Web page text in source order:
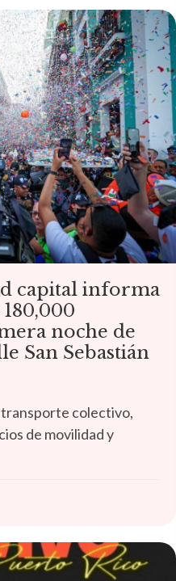
capital informa
noche de
San Sebastián
colectivo,
de movilidad y